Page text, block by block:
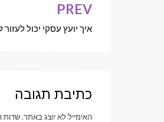
ניווט
PREV
איך יועץ עסקי יכול
כתיבת תגובה
האימייל לא יוצג באתר.שדות